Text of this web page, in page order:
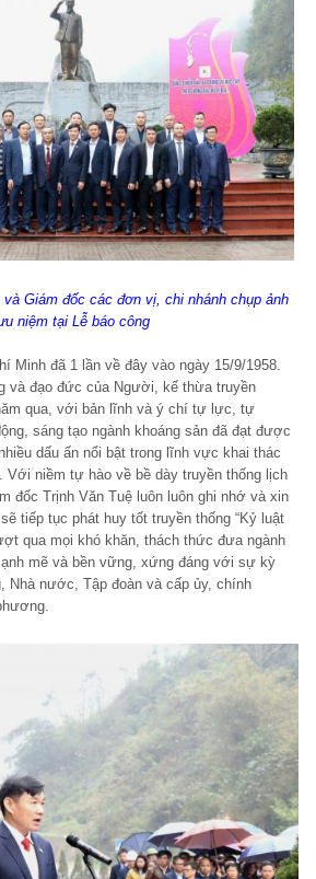
Giám đốc các đơn vị, chi nhánh chụp ảnh
niệm tại Lễ báo công
Minh đã 1 lần về đây vào ngày 15/9/1958.
và đạo đức của Người, kế thừa truyền
qua, với bản lĩnh và ý chí tự lực, tự
sáng tạo ngành khoáng sản đã đạt được
dấu ấn nổi bật trong lĩnh vực khai thác
Với niềm tự hào về bề dày truyền thống lịch
đốc Trịnh Văn Tuệ luôn luôn ghi nhớ và xin
tiếp tục phát huy tốt truyền thống “Kỷ luật
qua mọi khó khăn, thách thức đưa ngành
mẽ và bền vững, xứng đáng với sự kỳ
Nhà nước, Tập đoàn và cấp ủy, chính